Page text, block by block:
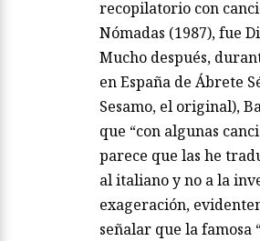
recopilatorio con
Nómadas (1987), fue
Mucho después,
en España de Ábrete
Sesamo, el original),
que “con algunas
parece que las he
al italiano y no a la
exageración,
señalar que la famosa